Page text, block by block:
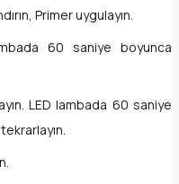
Primer uygulayın.
60 saniye boyunca
LED lambada 60 saniye